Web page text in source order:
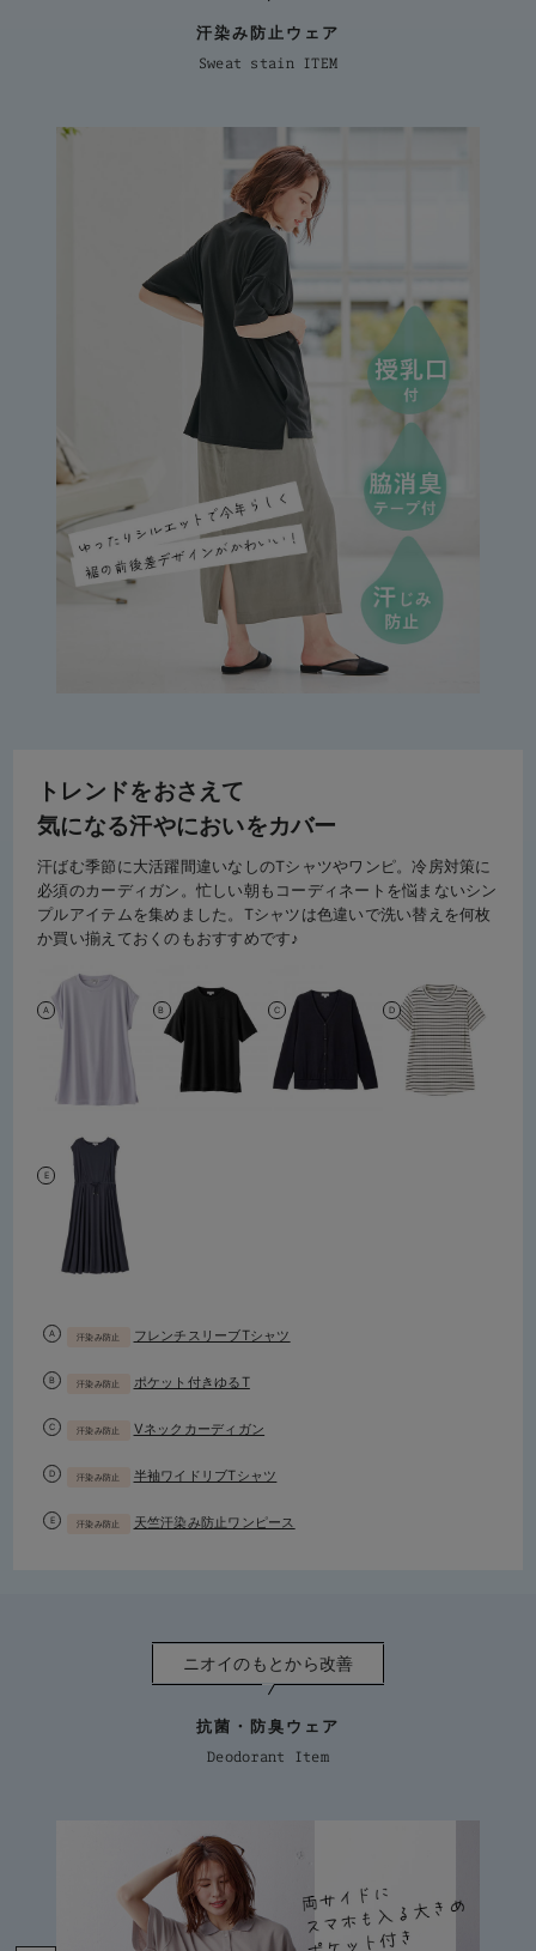
汗染み防止ウェア
Sweat stain ITEM
トレンドをおさえて
気になる汗やにおいをカバー
汗ばむ季節に大活躍間違いなしのTシャツやワンピ。冷房対策に
必須のカーディガン。忙しい朝もコーディネートを悩まないシン
プルアイテムを集めました。Tシャツは色違いで洗い替えを何枚
か買い揃えておくのもおすすめです♪
汗染み防止 フレンチスリーブTシャツ
汗染み防止 ポケット付きゆるT
汗染み防止 Vネックカーディガン
汗染み防止 半袖ワイドリブTシャツ
汗染み防止 天竺汗染み防止ワンピース
ニオイのもとから改善
抗菌・防臭ウェア
Deodorant Item